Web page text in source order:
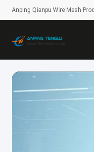
Anping Qianpu Wire Mesh